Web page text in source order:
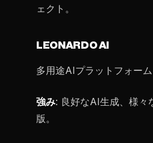
ェクト。
LEONARDO AI
多用途AIプラットフォーム
強み: 良好なAI生成、様々
版。